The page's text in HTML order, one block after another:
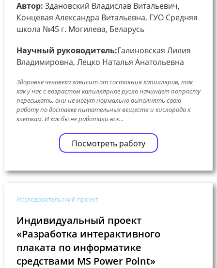
Автор: Здановский Владислав Витальевич,
Концевая Александра Витальевна, ГУО Средняя
школа №45 г. Могилева, Беларусь
Научный руководитель:Галиновская Лилия
Владимировна, Лецко Наталья Анатольевна
Здоровье человека зависит от состояния капилляров, так
как у нас с возрастом капиллярное русло начинает попросту
пересыхать, они не могут нормально выполнять свою
работу по доставке питательных веществ и кислорода к
клеткам. И как бы не работали все...
Посмотреть работу
Исследовательский проект
Индивидуальный проект
«Разработка интерактивного
плаката по информатике
средствами MS Power Point»